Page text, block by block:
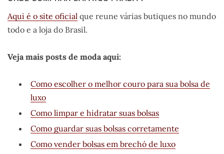
Aqui é o site oficial que reune várias butiques no mundo
todo e a loja do Brasil.
Veja mais posts de moda aqui:
Como escolher o melhor couro para sua bolsa de
luxo
Como limpar e hidratar suas bolsas
Como guardar suas bolsas corretamente
Como vender bolsas em brechó de luxo